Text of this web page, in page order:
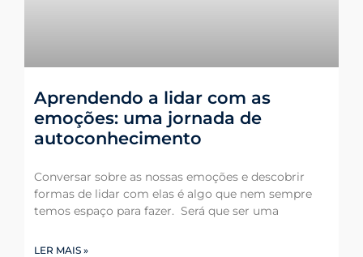
Aprendendo a lidar com as
emoções: uma jornada de
autoconhecimento
Conversar sobre as nossas emoções e descobrir
formas de lidar com elas é algo que nem sempre
temos espaço para fazer. Será que ser uma
LER MAIS »